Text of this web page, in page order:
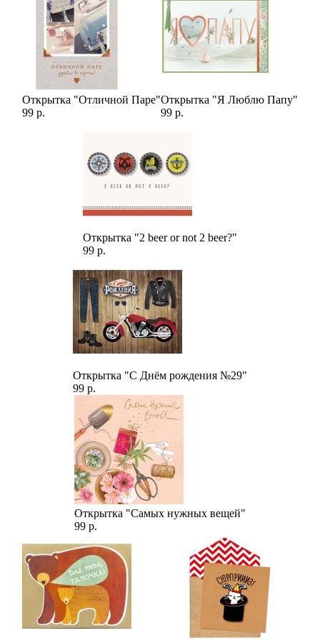
это не просто букет, это способ подарить частичку солнечного
тепла и радости.
Открытка "Отличной Паре"
99 р.
Открытка "Я Люблю Папу"
99 р.
Открытка "2 beer or not 2 beer?"
99 р.
Открытка "С Днём рождения №29"
99 р.
Открытка "Самых нужных вещей"
99 р.